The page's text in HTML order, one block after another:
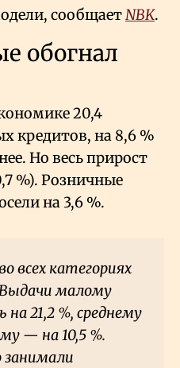
сообщаетNBK.
обогнал
20,4
кредитов, на 8,6 %
Но весь прирост
%). Розничные
на 3,6 %.
всех категориях
малому
на 21,2 %, среднему
— на 10,5 %.